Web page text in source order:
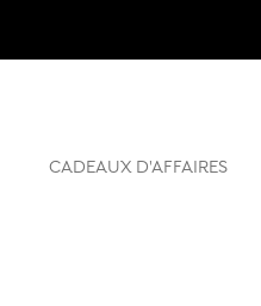
CADEAUX D'AFFAIRES